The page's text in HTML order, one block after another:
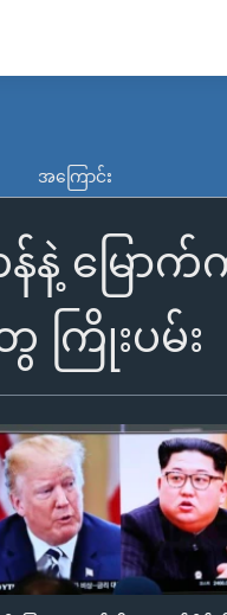
အကြောင်း
နဲ့ မြောက်
ကြိုးပမ်း